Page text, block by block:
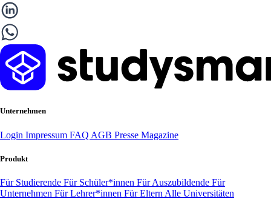
Unternehmen
Login Impressum FAQ AGB Presse Magazine
Produkt
Für Studierende Für Schüler*innen Für Auszubildende Für
Unternehmen Für Lehrer*innen Für Eltern Alle Universitäten